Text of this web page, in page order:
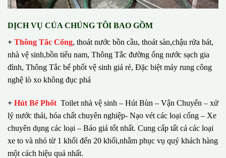
DỊCH VỤ CỦA CHÚNG TÔI BAO GỒM
+ Thông Tắc Cống, thoát nước bồn cầu, thoát sàn,chậu rửa bát,
nhà vệ sinh,bồn tiểu nam, Thông Tắc đường ống nước sạch gia
đình, Thông Tắc bể phốt vệ sinh giá rẻ, Đặc biệt máy rung công
nghệ lò xo không đục phá
+ Hút Bể Phốt Toilet nhà vệ sinh – Hút Bùn – Vận Chuyển – xử
lý nước thải, hóa chất chuyên nghiệp- Nạo vét các loại cống – Xe
chuyên dụng các loại – Báo giá tốt nhất. Cung cấp tất cả các loại
xe to và nhỏ từ 1 khối đến 20 khối,nhằm phục vụ quý khách hàng
một cách hiệu quả nhất.